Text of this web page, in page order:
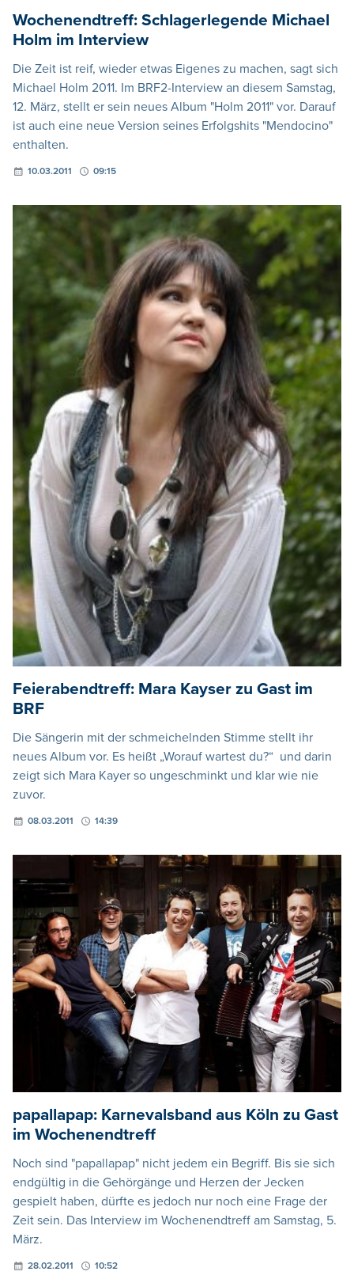
Wochenendtreff: Schlagerlegende Michael
Holm im Interview
Die Zeit ist reif, wieder etwas Eigenes zu machen, sagt sich
Michael Holm 2011. Im BRF2-Interview an diesem Samstag,
12. März, stellt er sein neues Album "Holm 2011" vor. Darauf
ist auch eine neue Version seines Erfolgshits "Mendocino"
enthalten.
10.03.2011 09:15
Feierabendtreff: Mara Kayser zu Gast im
BRF
Die Sängerin mit der schmeichelnden Stimme stellt ihr
neues Album vor. Es heißt „Worauf wartest du?“ und darin
zeigt sich Mara Kayer so ungeschminkt und klar wie nie
zuvor.
08.03.2011 14:39
papallapap: Karnevalsband aus Köln zu Gast
im Wochenendtreff
Noch sind "papallapap" nicht jedem ein Begriff. Bis sie sich
endgültig in die Gehörgänge und Herzen der Jecken
gespielt haben, dürfte es jedoch nur noch eine Frage der
Zeit sein. Das Interview im Wochenendtreff am Samstag, 5.
März.
28.02.2011 10:52